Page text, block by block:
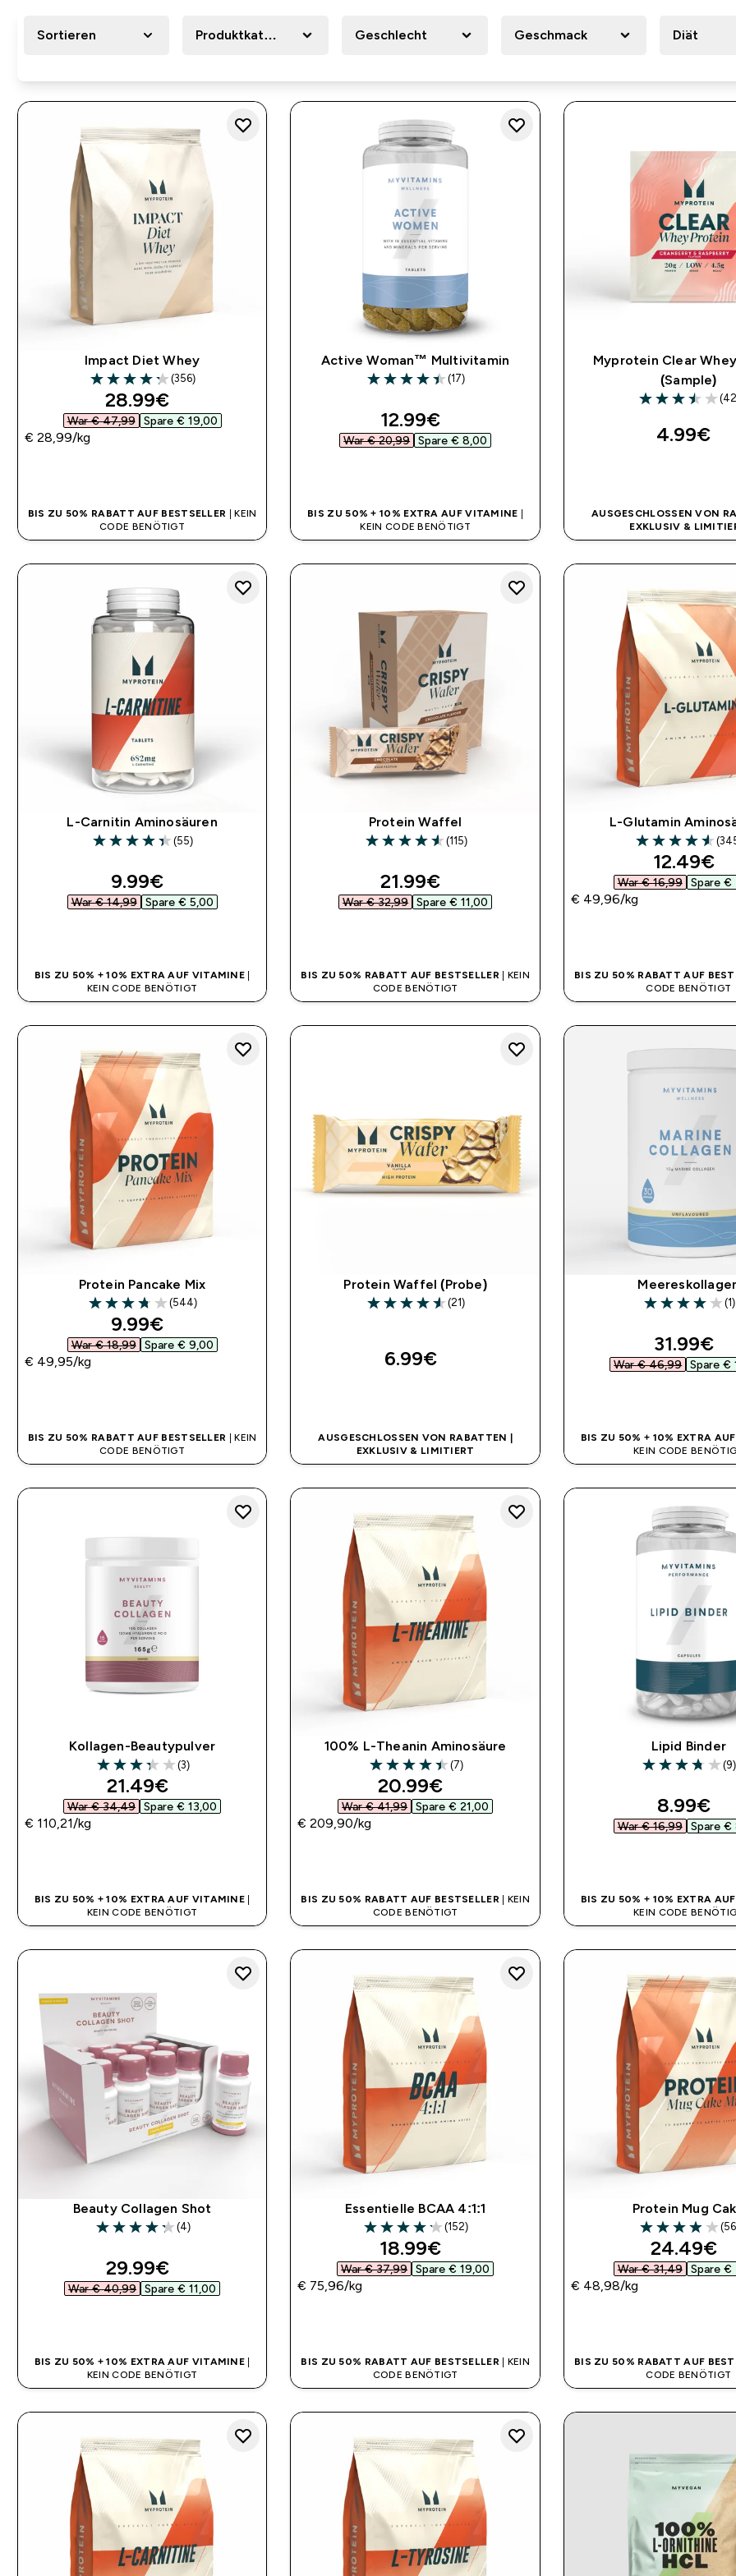
Sortieren Produktkategorie Geschlecht Geschmack Diät
Impact Diet Whey
4.26 out of 5 stars
(356)
discounted price
28.99€‎
War € 47,99‎ Spare € 19,00‎
€ 28,99‎/kg
BIS ZU 50% RABATT AUF BESTSELLER | KEIN
CODE BENÖTIGT
Active Woman™ Multivitamin
4.41 out of 5 stars
(17)
discounted price
12.99€‎
War € 20,99‎ Spare € 8,00‎
BIS ZU 50% + 10% EXTRA AUF VITAMINE |
KEIN CODE BENÖTIGT
Myprotein Clear
(Sample)
3.48 out of 5
4.99€‎
AUSGESCHLOSSEN VON
EXKLUSIV &
L-Carnitin Aminosäuren
4.35 out of 5 stars
(55)
discounted price
9.99€‎
War € 14,99‎ Spare € 5,00‎
BIS ZU 50% + 10% EXTRA AUF VITAMINE
KEIN CODE BENÖTIGT
Protein Waffel
4.56 out of 5 stars
(115)
discounted price
21.99€‎
War € 32,99‎ Spare € 11,00‎
BIS ZU 50% RABATT AUF BESTSELLER | KEIN
CODE BENÖTIGT
L-Glutamin
4.56 out of 5
12.49€‎
War € 16,99‎ Spare €
€ 49,96‎/kg
BIS ZU 50% RABATT AUF
CODE BENÖTIGT
Protein Pancake Mix
3.73 out of 5 stars
(544)
discounted price
9.99€‎
War € 18,99‎ Spare € 9,00‎
€ 49,95‎/kg
BIS ZU 50% RABATT AUF BESTSELLER | KEIN
CODE BENÖTIGT
Protein Waffel (Probe)
4.57 out of 5 stars
(21)
6.99€‎
AUSGESCHLOSSEN VON RABATTEN |
EXKLUSIV & LIMITIERT
4 out of 5 stars
(1)
31.99€‎
War € 46,99‎ Spare €
BIS ZU 50% + 10% EXTRA
KEIN CODE
Kollagen-Beautypulver
3.33 out of 5 stars
(3)
discounted price
21.49€‎
War € 34,49‎ Spare € 13,00‎
€ 110,21‎/kg
BIS ZU 50% + 10% EXTRA AUF VITAMINE
KEIN CODE BENÖTIGT
100% L-Theanin Aminosäure
4.43 out of 5 stars
(7)
discounted price
20.99€‎
War € 41,99‎ Spare € 21,00‎
€ 209,90‎/kg
BIS ZU 50% RABATT AUF BESTSELLER | KEIN
CODE BENÖTIGT
Lipid Binder
3.78 out of 5
(9)
8.99€‎
War € 16,99‎ Spare €
BIS ZU 50% + 10% EXTRA
KEIN CODE
Beauty Collagen Shot
4.25 out of 5 stars
(4)
discounted price
29.99€‎
War € 40,99‎ Spare € 11,00‎
BIS ZU 50% + 10% EXTRA AUF VITAMINE
KEIN CODE BENÖTIGT
Essentielle BCAA 4:1:1
4.16 out of 5 stars
(152)
discounted price
18.99€‎
War € 37,99‎ Spare € 19,00‎
€ 75,96‎/kg
BIS ZU 50% RABATT AUF BESTSELLER | KEIN
CODE BENÖTIGT
Protein Mug
3.96 out of 5
24.49€‎
War € 31,49‎ Spare €
€ 48,98‎/kg
BIS ZU 50% RABATT AUF
CODE BENÖTIGT